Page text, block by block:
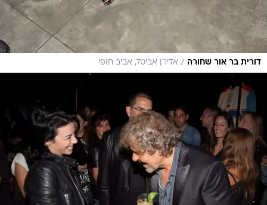
דורית בר אור שחורה / אלירן אביטל, אביב חופי